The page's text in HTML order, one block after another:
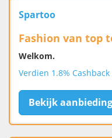
Spartoo
Fashion van top
Welkom.
Verdien 1.8%
Bekijk aanbieding